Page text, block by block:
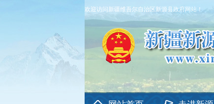
欢迎访问新疆维吾尔自治区新源县政府网站！